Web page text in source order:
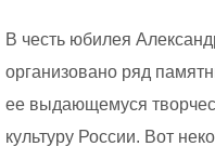
В честь юбилея
организовано ряд
ее выдающемуся
культуру России. Вот